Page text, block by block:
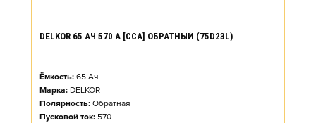
DELKOR 65 АЧ 570 А [CCA] ОБРАТНЫЙ (75D23L)
Ёмкость: 65 Ач
Марка: DELKOR
Полярность: Обратная
Пусковой ток: 570